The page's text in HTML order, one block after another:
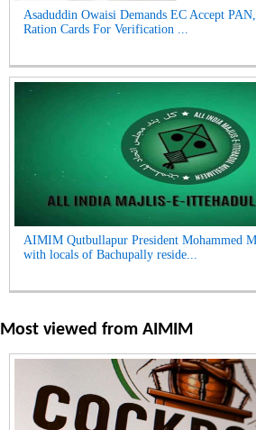
Asaduddin Owaisi Demands EC Accept
Ration Cards For Verification ...
AIMIM Qutbullapur President Mohammed
with locals of Bachupally reside...
Most viewed from AIMIM